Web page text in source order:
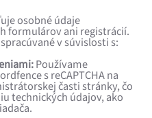
osobné údaje
formulárov ani registrácií.
v súvislosti s:
Používame
s reCAPTCHA na
časti stránky, čo
technických údajov, ako